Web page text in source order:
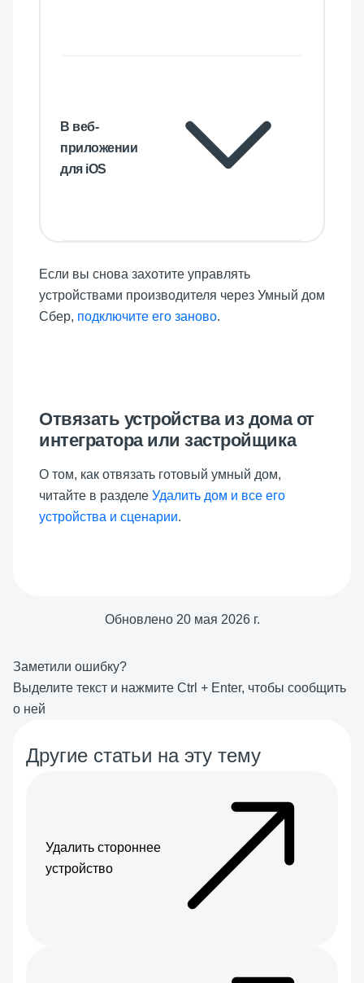
В веб-
приложении
для iOS
Если вы снова захотите управлять
устройствами производителя через Умный дом
Сбер, подключите его заново.
Отвязать устройства из дома от
интегратора или застройщика
О том, как отвязать готовый умный дом,
читайте в разделе Удалить дом и все его
устройства и сценарии.
Обновлено 20 мая 2026 г.
Заметили ошибку?
Выделите текст и нажмите Ctrl + Enter, чтобы сообщить
о ней
Другие статьи на эту тему
Удалить стороннее
устройство